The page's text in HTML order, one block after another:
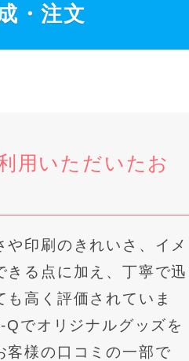
・注文
用いただいたお
や印刷のきれいさ、イメ
きる点に加え、丁寧で迅
も高く評価されていま
でオリジナルグッズを
客様の口コミの一部で